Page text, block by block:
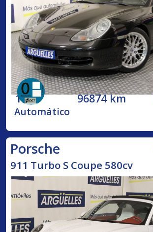
1999 96874 km
Automático
Porsche
911 Turbo S Coupe 580cv